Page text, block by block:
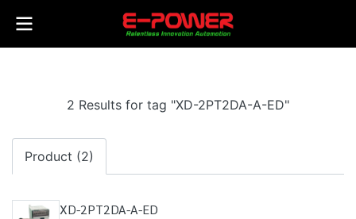
2 Results for tag "XD-2PT2DA-A-ED"
Product (2)
XD-2PT2DA-A-ED